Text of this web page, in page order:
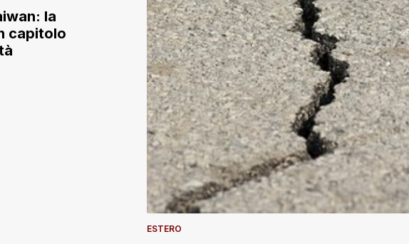
la
capitolo
ESTERO